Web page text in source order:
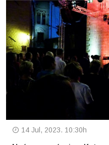
14 Jul, 2023. 10:30h